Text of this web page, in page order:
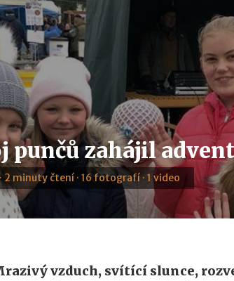
punčů zahájil
2 minuty čtení · 16 fotografí · 1 video
vzduch, svítící slunce,